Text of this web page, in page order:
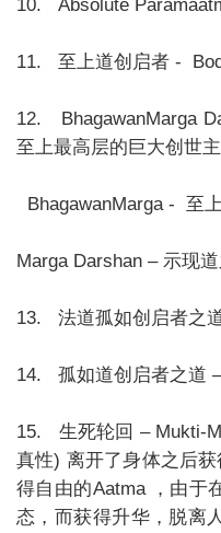
10. Absolute
11. 至上道创启者 -
12. BhagawanMarga
至上最高层的巨大创世
BhagawanMarga - 至
Marga Darshan – 示现
13. 法道孤如创启者之
14. 孤如道创启者之道
15. 生死轮回 – Mukti-
真性) 离开了身体之后
得自由的Aatma ，由于
态，而获得升华，脱离